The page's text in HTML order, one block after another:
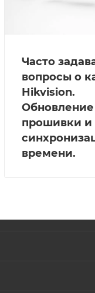
Часто
вопросы о
Hikvision.
Обновление
прошивки и
времени.